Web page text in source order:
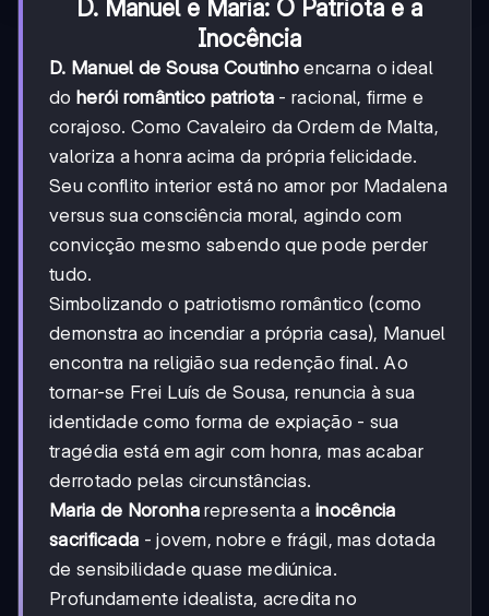
D. Manuel e Maria: O Patriota e a
Inocência
D. Manuel de Sousa Coutinho encarna o ideal
do herói romântico patriota - racional, firme e
corajoso. Como Cavaleiro da Ordem de Malta,
valoriza a honra acima da própria felicidade.
Seu conflito interior está no amor por Madalena
versus sua consciência moral, agindo com
convicção mesmo sabendo que pode perder
tudo.
Simbolizando o patriotismo romântico (como
demonstra ao incendiar a própria casa), Manuel
encontra na religião sua redenção final. Ao
tornar-se Frei Luís de Sousa, renuncia à sua
identidade como forma de expiação - sua
tragédia está em agir com honra, mas acabar
derrotado pelas circunstâncias.
Maria de Noronharepresenta ainocência
sacrificada - jovem, nobre e frágil, mas dotada
de sensibilidade quase mediúnica.
Profundamente idealista, acredita no